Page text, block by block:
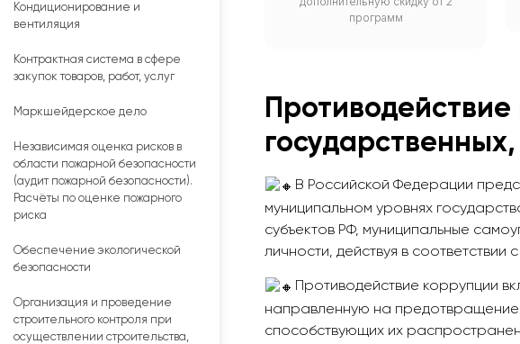
Кондиционирование и
вентиляция
Контрактная система в сфере
закупок товаров, работ, услуг
Маркшейдерское дело
Независимая оценка рисков в
области пожарной безопасности
(аудит пожарной безопасности).
Расчёты по оценке пожарного
риска
Обеспечение экологической
безопасности
Организация и проведение
строительного контроля при
осуществлении строительства,
программ
В Российской Федерации
муниципальном уровнях
субъектов РФ, муниципальные
личности, действуя в
Противодействие коррупции
направленную на предотвращение
способствующих их